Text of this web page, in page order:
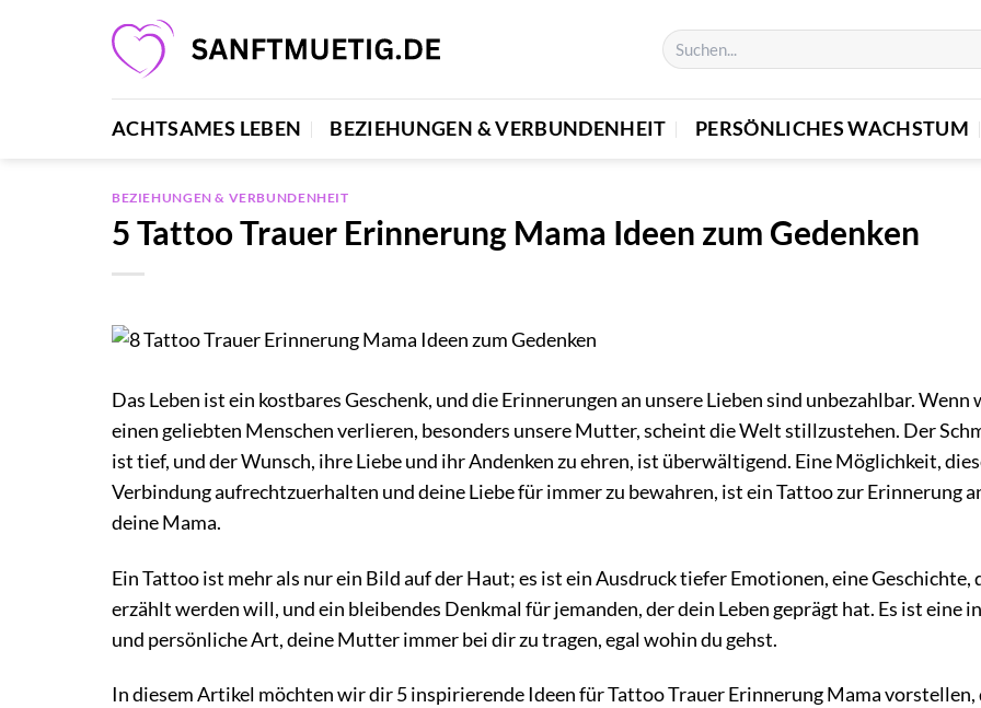
ACHTSAMES LEBEN BEZIEHUNGEN & VERBUNDENHEIT PERSÖNLICHES WACHSTUM
BEZIEHUNGEN & VERBUNDENHEIT
5 Tattoo Trauer Erinnerung Mama Ideen zum Gedenken
Das Leben ist ein kostbares Geschenk, und die Erinnerungen an unsere Lieben sind unbezahlbar. Wenn
einen geliebten Menschen verlieren, besonders unsere Mutter, scheint die Welt stillzustehen. Der
ist tief, und der Wunsch, ihre Liebe und ihr Andenken zu ehren, ist überwältigend. Eine Möglichkeit,
Verbindung aufrechtzuerhalten und deine Liebe für immer zu bewahren, ist ein Tattoo zur Erinnerung
deine Mama.
Ein Tattoo ist mehr als nur ein Bild auf der Haut; es ist ein Ausdruck tiefer Emotionen, eine Geschichte,
erzählt werden will, und ein bleibendes Denkmal für jemanden, der dein Leben geprägt hat. Es ist eine
und persönliche Art, deine Mutter immer bei dir zu tragen, egal wohin du gehst.
In diesem Artikel möchten wir dir 5 inspirierende Ideen für Tattoo Trauer Erinnerung Mama vorstellen,